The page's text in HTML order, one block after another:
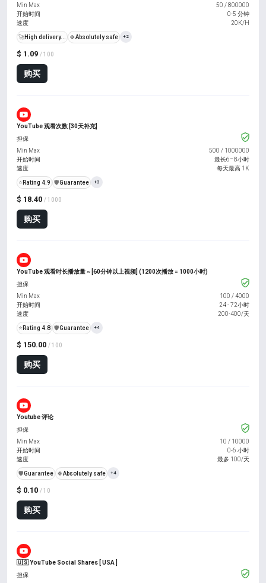
$ 1.09 / 100
购买
Min Max
50 /800000
开始时间
0-5 分钟
速度
20K/H
🚀High delivery... 🍀Absolutely safe +2
YouTube 观看次数 [30天补充]
$ 18.40 / 1000
购买
担保
Min Max
500 / 1000000
开始时间
最长6–8小时
速度
每天最高 1K
⭐ Rating 4.9 ️🛡️Guarantee +3
YouTube 观看时长播放量 ~ [60分钟以上视频] (1200次播放 = 1000小时)
$ 150.00 / 100
购买
担保
Min Max
100 /4000
开始时间
24 - 72小时
速度
200-400/天
⭐ Rating 4.8 ️🛡️Guarantee +4
Youtube 评论
$ 0.10 / 10
购买
担保
Min Max
10 / 10000
开始时间
0-6 小时
速度
最多 100/天
️🛡️Guarantee 🍀Absolutely safe +4
🇺🇸 YouTube Social Shares [ USA ]
担保